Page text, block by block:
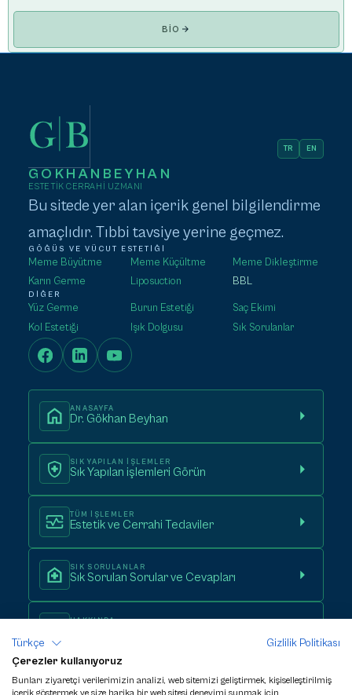
BIO
GOKHANBEYHAN
ESTETIK CERRAHI UZMANI
TR EN
Bu sitede yer alan içerik genel bilgilendirme
amaçlıdır. Tıbbi tavsiye yerine geçmez.
GÖĞÜS VE VÜCUT ESTETIĞI
Meme Büyütme Meme Küçültme
Meme Dikleştirme
Karın Germe
Liposuction BBL
DIĞER
Yüz Germe Burun Estetiği
Saç Ekimi
Kol Estetiği
Işık Dolgusu Sık Sorulanlar
ANASAYFA
Dr. Gökhan Beyhan
SIK YAPILAN IŞLEMLER
Sık Yapılan işlemleri Görün
TÜM IŞLEMLER
Estetik ve Cerrahi Tedaviler
SIK SORULANLAR
Sık Sorulan Sorular ve Cevapları
HAKKINDA
Randevu Al
Türkçe
Gizlilik Politikası
Çerezler kullanıyoruz
Bunları ziyaretçi verilerimizin analizi, web sitemizi geliştirmek, kişiselleştirilmiş